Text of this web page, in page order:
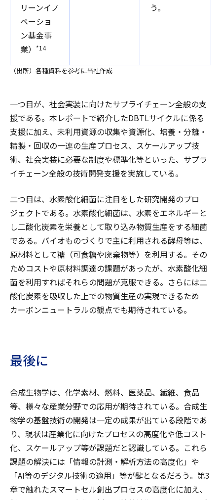
リーンイノ
ベーショ
ン基金事
業）
*14
う。
（出所）各種資料を参考に当社作成
一つ目が、社会実装に向けたサプライチェーン全般の支
援である。本レポートで紹介したDBTLサイクルに係る
支援に加え、未利用資源の収集や資源化、培養・分離・
精製・回収の一連の生産プロセス、スケールアップ技
術、社会実装に必要な制度や標準化等といった、サプラ
イチェーン全般の技術開発支援を実施している。
二つ目は、水素酸化細菌に注目をした研究開発のプロ
ジェクトである。水素酸化細菌は、水素をエネルギーと
し二酸化炭素を栄養として取り込み物質生産をする細菌
である。バイオものづくりで主に利用される酵母等は、
原材料として糖（可食糖や廃棄物等）を利用する。その
ためコストや原材料調達の課題があったが、水素酸化細
菌を利用すればそれらの問題が克服できる。さらには二
酸化炭素を吸収した上での物質生産の実現できるため
カーボンニュートラルの観点でも期待されている。
最後に
合成生物学は、化学素材、燃料、医薬品、繊維、食品
等、様々な産業分野での応用が期待されている。合成生
物学の基盤技術の開発は一定の成果が出ている段階であ
り、現状は産業化に向けたプロセスの高度化や低コスト
化、スケールアップ等が課題だと認識している。これら
課題の解決には「情報の計測・解析方法の高度化」や
「AI等のデジタル技術の適用」等が鍵となるだろう。第3
章で触れたスマートセル創出プロセスの高度化に加え、